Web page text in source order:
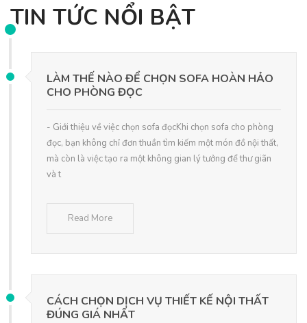
TIN TỨC NỔI BẬT
LÀM THẾ NÀO ĐỂ CHỌN SOFA HOÀN HẢO
CHO PHÒNG ĐỌC
- Giới thiệu về việc chọn sofa đọcKhi chọn sofa cho phòng
đọc, bạn không chỉ đơn thuần tìm kiếm một món đồ nội thất,
mà còn là việc tạo ra một không gian lý tưởng để thư giãn
và t
Read More
CÁCH CHỌN DỊCH VỤ THIẾT KẾ NỘI THẤT
ĐÚNG GIÁ NHẤT